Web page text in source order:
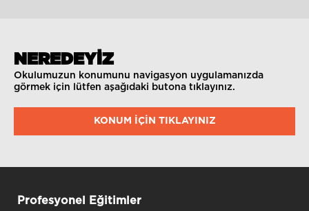
NEREDEYİZ
Okulumuzun konumunu navigasyon uygulamanızda
görmek için lütfen aşağıdaki butona tıklayınız.
KONUM IÇIN TIKLAYINIZ
Profesyonel Eğitimler